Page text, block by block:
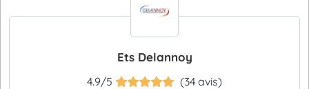
Ets Delannoy
4.9/5 (34 avis)